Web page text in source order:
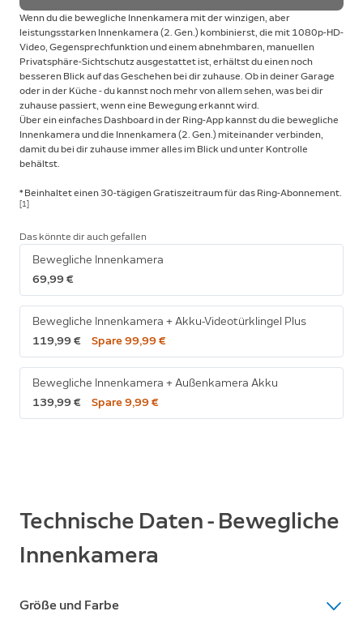
Wenn du die bewegliche Innenkamera mit der winzigen, aber
leistungsstarken Innenkamera (2. Gen.) kombinierst, die mit 1080p-HD-
Video, Gegensprechfunktion und einem abnehmbaren, manuellen
Privatsphäre-Sichtschutz ausgestattet ist, erhältst du einen noch
besseren Blick auf das Geschehen bei dir zuhause. Ob in deiner Garage
oder in der Küche - du kannst noch mehr von allem sehen, was bei dir
zuhause passiert, wenn eine Bewegung erkannt wird.
Über ein einfaches Dashboard in der Ring-App kannst du die bewegliche
Innenkamera und die Innenkamera (2. Gen.) miteinander verbinden,
damit du bei dir zuhause immer alles im Blick und unter Kontrolle
behältst.
* Beinhaltet einen 30-tägigen Gratiszeitraum für das Ring-Abonnement.
[1]
Das könnte dir auch gefallen
Bewegliche Innenkamera
69,99 €
Bewegliche Innenkamera + Akku-Videotürklingel Plus
119,99 €
Spare 99,99 €
Bewegliche Innenkamera + Außenkamera Akku
139,99 €
Spare 9,99 €
Technische Daten - Bewegliche
Innenkamera
Größe und Farbe